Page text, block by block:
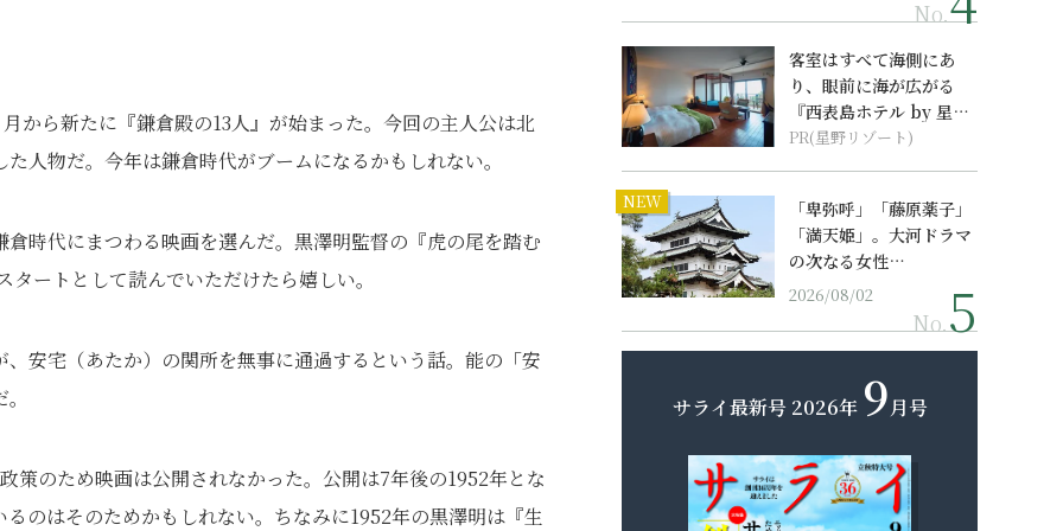
から新たに『鎌倉殿の13人』が始まった。今回の主人公は北
人物だ。今年は鎌倉時代がブームになるかもしれない。
時代にまつわる映画を選んだ。黒澤明監督の『虎の尾を踏む
ートとして読んでいただけたら嬉しい。
安宅（あたか）の関所を無事に通過するという話。能の「安
策のため映画は公開されなかった。公開は7年後の1952年とな
のはそのためかもしれない。ちなみに1952年の黒澤明は『生
No.
客室はすべて海側にあ
り、眼前に海が広がる
『西表島ホテル by 星野
リゾート』
PR(星野リゾート)
NEW
「卑弥呼」「藤原薬子」
「満天姫」。大河ドラマ
の次なる女性…
2026/08/02
No.
サライ最新号 2026年 9月号